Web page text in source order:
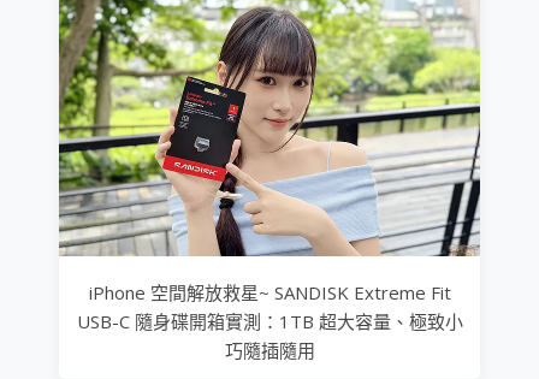
iPhone 空間解放救星~ SANDISK Extreme Fit
USB-C 隨身碟開箱實測：1TB 超大容量、極致小
巧隨插隨用